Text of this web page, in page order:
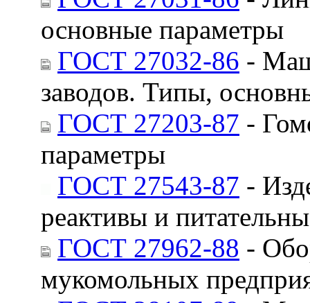
основные параметры
ГОСТ 27032-86 -
заводов. Типы,
ГОСТ 27203-87 -
параметры
ГОСТ 27543-87 -
реактивы и
ГОСТ 27962-88 -
мукомольных